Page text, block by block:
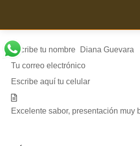
Escribe tu nombre
Diana Guevara
Tu correo electrónico
Escribe aquí tu celular
Excelente sabor, presentación muy